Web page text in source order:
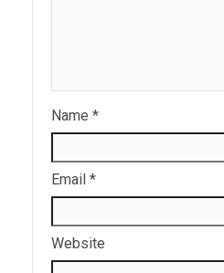
Name *
Email *
Website